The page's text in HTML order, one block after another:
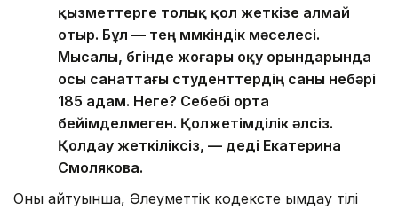
қызметтерге толық қол жеткізе алмай
отыр. Бұл — тең мүмкіндік мәселесі.
Мысалы, бүгінде жоғары оқу орындарында
осы санаттағы студенттердің саны небәрі
185 адам. Неге? Себебі орта
бейімделмеген. Қолжетімділік әлсіз.
Қолдау жеткіліксіз, — деді Екатерина
Смолякова.
Оның айтуынша, Әлеуметтік кодексте ымдау тілі